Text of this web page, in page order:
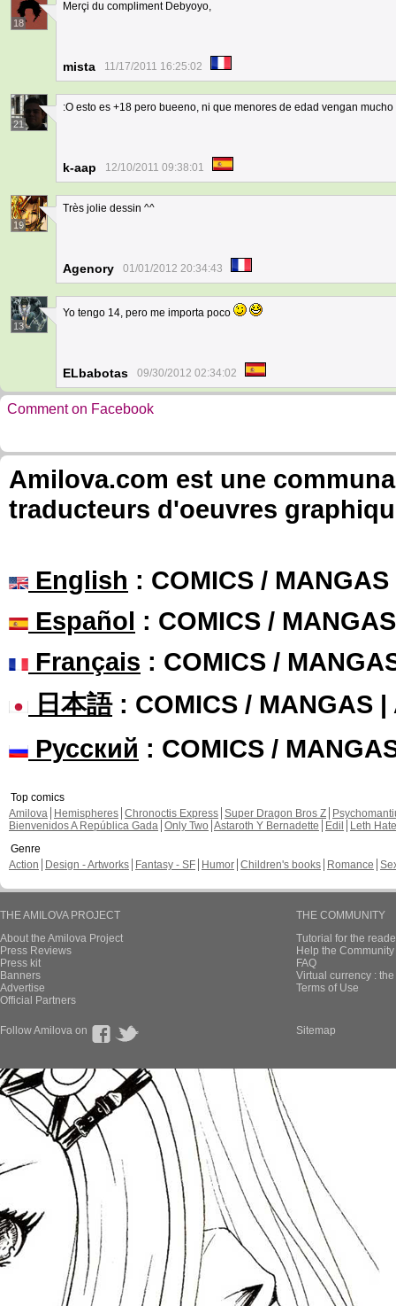
18
Merçi du compliment Debyoyo,
mista 11/17/2011 16:25:02
21
:O esto es +18 pero bueeno, ni que menores de edad vengan mucho
k-aap 12/10/2011 09:38:01
19
Très jolie dessin ^^
Agenory 01/01/2012 20:34:43
13
Yo tengo 14, pero me importa poco
ELbabotas 09/30/2012 02:34:02
Comment on Facebook
Amilova.com est une
traducteurs d'oeuvres
English : COMICS /
Español : COMICS /
Français : COMICS /
日本語: COMICS / MANGAS |
Русский : COMICS /
Top comics
Amilova
Hemispheres Chronoctis Express Super Dragon Bros Z
Bienvenidos A República Gada Only Two Astaroth Y Bernadette Edil
Leth Hate
Genre
Action
Design - Artworks Fantasy - SF Humor Children's books Romance
THE AMILOVA PROJECT
About the Amilova Project
Press Reviews
Press kit
Banners
Advertise
Official Partners
THE COMMUNITY
Tutorial for the
Help the
FAQ
Virtual currency :
Terms of Use
Follow Amilova on Sitemap